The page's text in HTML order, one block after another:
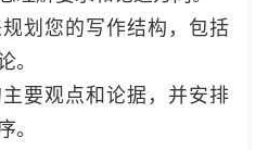
划您的写作结构，包括
。
要观点和论据，并安排
。